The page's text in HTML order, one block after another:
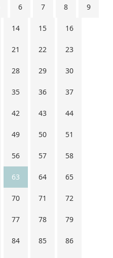
6 7 8 9
14 15 16
21 22 23
28 29 30
35 36 37
42 43 44
49 50 51
56 57 58
63 64 65
70 71 72
77 78 79
84 85 86